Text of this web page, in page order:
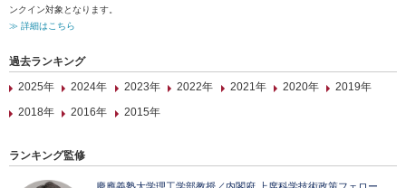
ンクイン対象となります。
≫ 詳細はこちら
過去ランキング
2025年
2024年 2023年 2022年 2021年 2020年
2019年
2018年
2016年 2015年
ランキング監修